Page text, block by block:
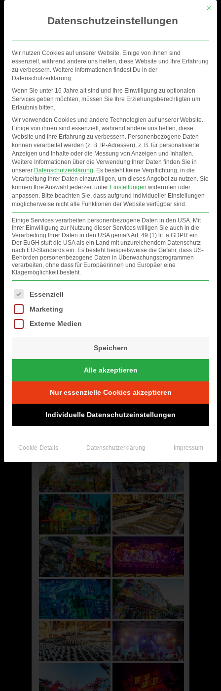
FOTOS
Mit
Datenschutzeinstellungen
Wir nutzen Cookies auf unserer Website. Einige von ihnen sind
essenziell, während andere uns helfen, diese Website und Ihre Erfahrung
zu verbessern. Weitere Informationen findest Du in der
Datenschutzerklärung
Wenn Sie unter 16 Jahre alt sind und Ihre Einwilligung zu optionalen
Services geben möchten, müssen Sie Ihre Erziehungsberechtigten um
Erlaubnis bitten.
Wir verwenden Cookies und andere Technologien auf unserer Website.
Einige von ihnen sind essenziell, während andere uns helfen, diese
Website und Ihre Erfahrung zu verbessern. Personenbezogene Daten
können verarbeitet werden (z. B. IP-Adressen), z. B. für personalisierte
Anzeigen und Inhalte oder die Messung von Anzeigen und Inhalten.
Weitere Informationen über die Verwendung Ihrer Daten finden Sie in
unserer Datenschutzerklärung. Es besteht keine Verpflichtung, in die
Verarbeitung Ihrer Daten einzuwilligen, um dieses Angebot zu nutzen. Sie
können Ihre Auswahl jederzeit unter Einstellungen widerrufen oder
anpassen. Bitte beachten Sie, dass aufgrund individueller Einstellungen
möglicherweise nicht alle Funktionen der Website verfügbar sind.
Einige Services verarbeiten personenbezogene Daten in den USA. Mit
Ihrer Einwilligung zur Nutzung dieser Services willigen Sie auch in die
Verarbeitung Ihrer Daten in den USA gemäß Art. 49 (1) lit. a GDPR ein.
Der EuGH stuft die USA als ein Land mit unzureichendem Datenschutz
nach EU-Standards ein. Es besteht beispielsweise die Gefahr, dass US-
Behörden personenbezogene Daten in Überwachungsprogrammen
verarbeiten, ohne dass für Europäerinnen und Europäer eine
Klagemöglichkeit besteht.
Es folgt eine Liste der Service-Gruppen, für die eine Einwilligung erteilt
Essenziell
Marketing
Externe Medien
Speichern
Alle akzeptieren
Nur essenzielle Cookies akzeptieren
Individuelle Datenschutzeinstellungen
Cookie-Details Datenschutzerklärung Impressum